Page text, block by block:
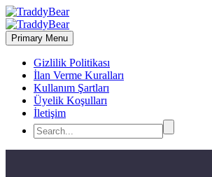
Primary Menu
Gizlilik Politikası
İlan Verme Kuralları
Kullanım Şartları
Üyelik Koşulları
İletişim